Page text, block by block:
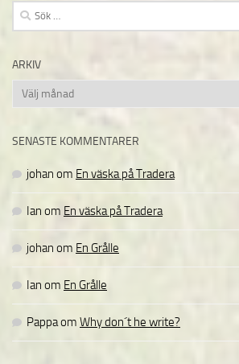
Sök
efter:
ARKIV
Arkiv
SENASTE KOMMENTARER
johan om En väska på Tradera
Ian om En väska på Tradera
johan om En Grålle
Ian om En Grålle
Pappaom Why don´t he write?